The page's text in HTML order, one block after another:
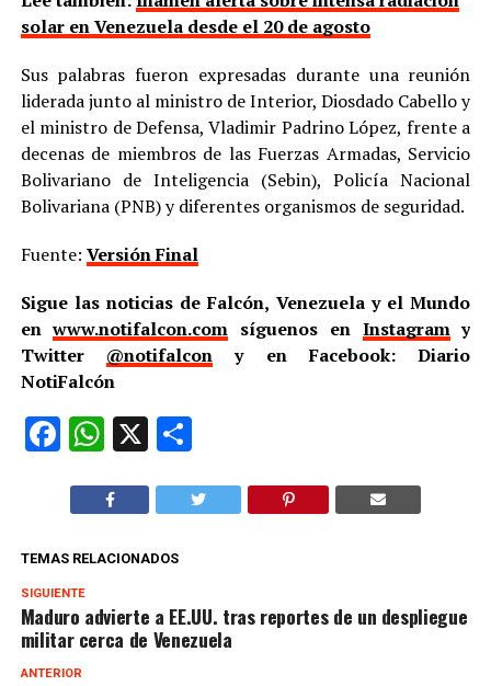
solar en Venezuela desde el 20 de agosto
Sus palabras fueron expresadas durante una reunión
liderada junto al ministro de Interior, Diosdado Cabello y
el ministro de Defensa, Vladimir Padrino López, frente a
decenas de miembros de las Fuerzas Armadas, Servicio
Bolivariano de Inteligencia (Sebin), Policía Nacional
Bolivariana (PNB) y diferentes organismos de seguridad.
Fuente: Versión Final
Sigue las noticias de Falcón, Venezuela y el Mundo
enwww.notifalcon.com síguenos en Instagramy
Twitter @notifalcon y en Facebook: Diario
NotiFalcón
Facebook
WhatsApp
X Compartir
TEMAS RELACIONADOS
SIGUIENTE
Maduro advierte a EE.UU. tras reportes de un despliegue
militar cerca de Venezuela
ANTERIOR